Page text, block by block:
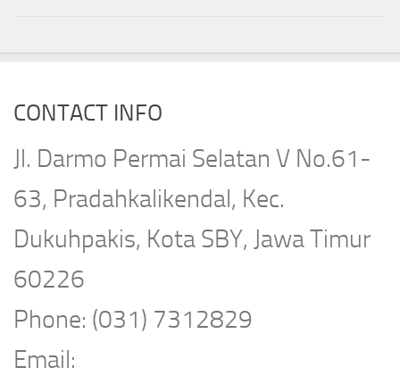
CONTACT INFO
Jl. Darmo Permai Selatan V No.61-
63, Pradahkalikendal, Kec.
Dukuhpakis, Kota SBY, Jawa Timur
60226
Phone: (031) 7312829
Email: